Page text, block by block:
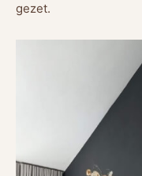
gezet.